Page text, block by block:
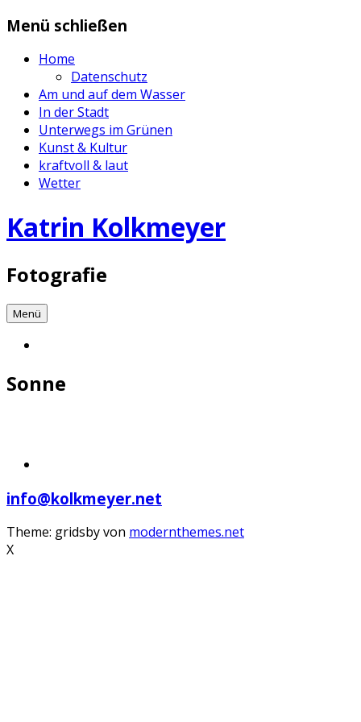
Zum
springen
Menü schließen
Home
Datenschutz
Am und auf dem Wasser
In der Stadt
Unterwegs im Grünen
Kunst & Kultur
kraftvoll & laut
Wetter
Katrin Kolkmeyer
Fotografie
Menü
Sonne
info@kolkmeyer.net
Theme: gridsby von modernthemes.net
X